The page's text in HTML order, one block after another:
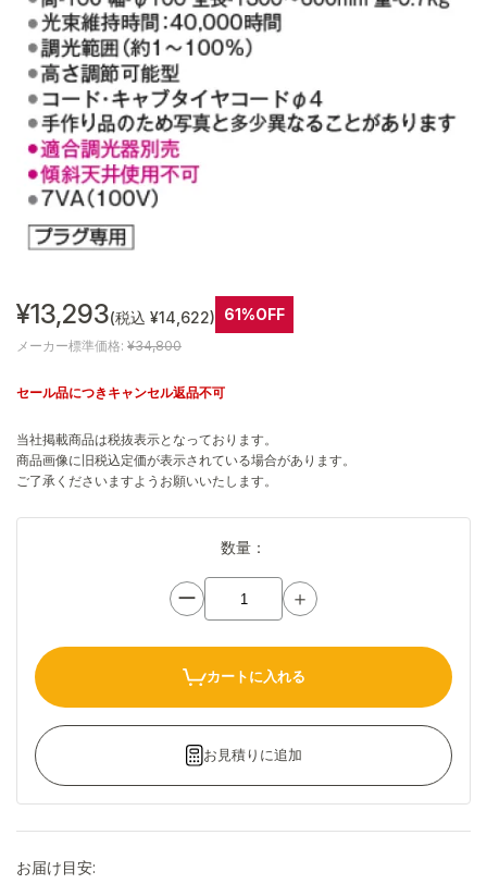
¥13,293(税込 ¥14,622) 61%OFF
メーカー標準価格: ¥34,800
セール品につきキャンセル返品不可
当社掲載商品は税抜表示となっております。
商品画像に旧税込定価が表示されている場合があります。
ご了承くださいますようお願いいたします。
数量：
ー ＋
カートに入れる
お見積りに追加
お届け目安: